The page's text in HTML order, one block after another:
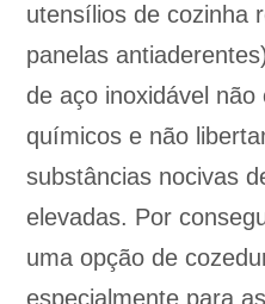
utensílios de cozinha
panelas
de aço inoxidável
químicos e não
substâncias nocivas
elevadas. Por
uma opção de
especialmente para